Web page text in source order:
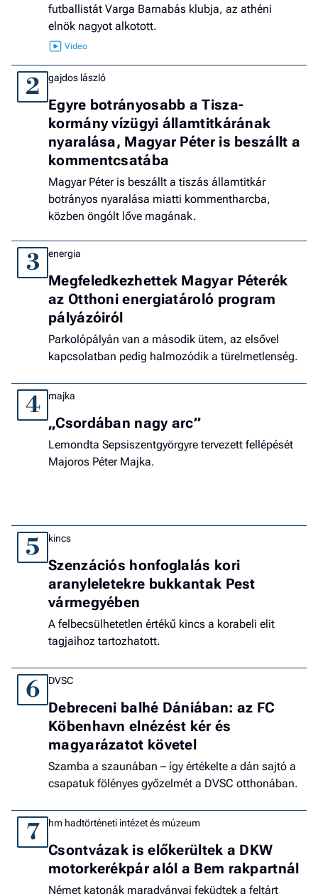
futballistát Varga Barnabás klubja, az athéni
elnök nagyot alkotott.
2 gajdos lászló
Egyre botrányosabb a Tisza-
kormány vízügyi államtitkárának
nyaralása, Magyar Péter is beszállt a
kommentcsatába
Magyar Péter is beszállt a tiszás államtitkár
botrányos nyaralása miatti kommentharcba,
közben öngólt lőve magának.
3 energia
Megfeledkezhettek Magyar Péterék
az Otthoni energiatároló program
pályázóiról
Parkolópályán van a második ütem, az elsővel
kapcsolatban pedig halmozódik a türelmetlenség.
4 majka
„Csordában nagy arc”
Lemondta Sepsiszentgyörgyre tervezett fellépését
Majoros Péter Majka.
5 kincs
Szenzációs honfoglalás kori
aranyleletekre bukkantak Pest
vármegyében
A felbecsülhetetlen értékű kincs a korabeli elit
tagjaihoz tartozhatott.
6 DVSC
Debreceni balhé Dániában: az FC
Köbenhavn elnézést kér és
magyarázatot követel
Szamba a szaunában – így értékelte a dán sajtó a
csapatuk fölényes győzelmét a DVSC otthonában.
7 hm hadtörténeti intézet és múzeum
Csontvázak is előkerültek a DKW
motorkerékpár alól a Bem rakpartnál
Német katonák maradványai feküdtek a feltárt